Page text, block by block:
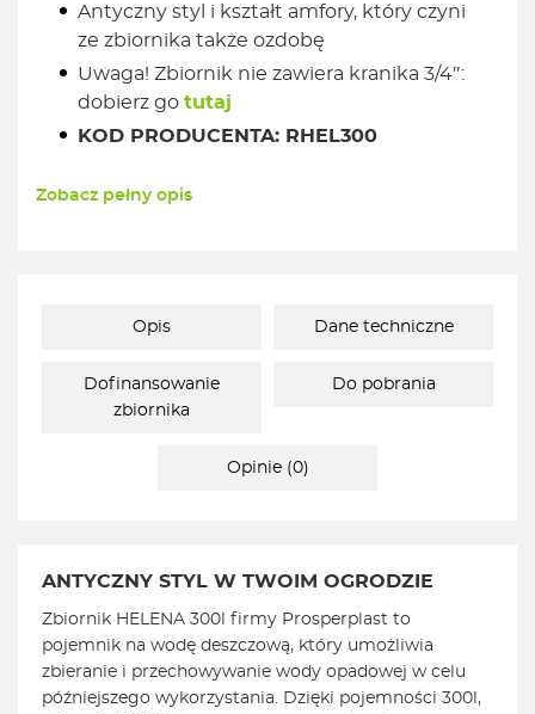
Antyczny styl i kształt amfory, który czyni
ze zbiornika także ozdobę
Uwaga! Zbiornik nie zawiera kranika 3/4″:
dobierz go tutaj
KOD PRODUCENTA: RHEL300
Zobacz pełny opis
Opis Dane techniczne
Dofinansowanie
zbiornika
Do pobrania
Opinie (0)
ANTYCZNY STYL W TWOIM OGRODZIE
Zbiornik HELENA 300l firmy Prosperplast to
pojemnik na wodę deszczową, który umożliwia
zbieranie i przechowywanie wody opadowej w celu
późniejszego wykorzystania. Dzięki pojemności 300l,